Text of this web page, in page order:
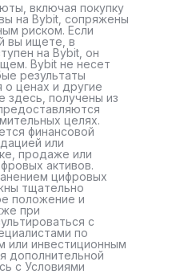
включая покупку
на Bybit, сопряжены
риском. Если
вы ищете, в
на Bybit, он
Bybit не несет
результаты
о ценах и другие
здесь, получены из
целях.
финансовой
или
продаже или
активов.
цифровых
тщательно
положение и
при
с
по
или инвестиционным
дополнительной
с Условиями